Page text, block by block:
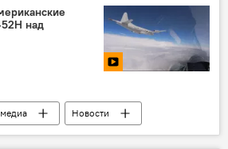
над
Новости
Происшествия